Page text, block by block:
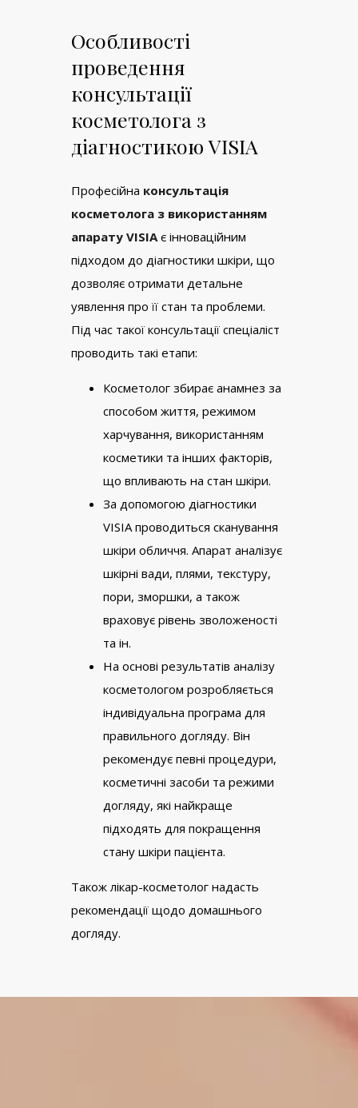
Особливості
проведення
консультації
косметолога з
діагностикою VISIA
Професійна консультація
косметолога з використанням
апарату VISIA є інноваційним
підходом до діагностики шкіри, що
дозволяє отримати детальне
уявлення про її стан та проблеми.
Під час такої консультації спеціаліст
проводить такі етапи:
Косметолог збирає анамнез за
способом життя, режимом
харчування, використанням
косметики та інших факторів,
що впливають на стан шкіри.
За допомогою діагностики
VISIA проводиться сканування
шкіри обличчя. Апарат аналізує
шкірні вади, плями, текстуру,
пори, зморшки, а також
враховує рівень зволоженості
та ін.
На основі результатів аналізу
косметологом розробляється
індивідуальна програма для
правильного догляду. Він
рекомендує певні процедури,
косметичні засоби та режими
догляду, які найкраще
підходять для покращення
стану шкіри пацієнта.
Також лікар-косметолог надасть
рекомендації щодо домашнього
догляду.